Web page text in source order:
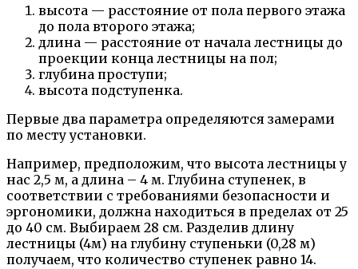
высота — расстояние от пола первого этажа
до пола второго этажа;
длина — расстояние от начала лестницы до
проекции конца лестницы на пол;
глубина проступи;
высота подступенка.
Первые два параметра определяются замерами
по месту установки.
Например, предположим, что высота лестницы у
нас 2,5 м, а длина – 4 м. Глубина ступенек, в
соответствии с требованиями безопасности и
эргономики, должна находиться в пределах от 25
до 40 см. Выбираем 28 см. Разделив длину
лестницы (4м) на глубину ступеньки (0,28 м)
получаем, что количество ступенек равно 14.